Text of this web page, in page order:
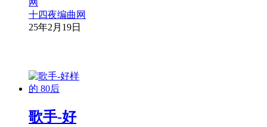
十四夜编曲网
25年2月19日
歌手-好